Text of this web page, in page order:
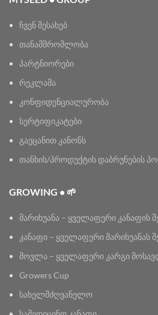
ჩვენ შესახებ
თანამშრომლობა
პარტნიორები
რეკლამა
კონფიდენციალურობა
სერტიფიკატები
გაეცანით კანონს
თანხის/პროდუქტის დაბრუნების
GROWING • 🌱
მარიხუანა – ყველაფერი კანაფის
კანაფი – ყველაფერი მარიხუანას
მოვლა – ყველაფერი კარგი
Growers Cup
სახელმძღვანელო